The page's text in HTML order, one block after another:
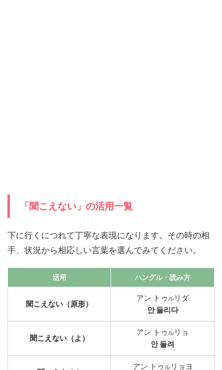
「聞こえない」の活用一覧
下に行くにつれて丁寧な表現になります。その時の相
手、状況から相応しい言葉を選んでみてください。
活用 ハングル・読み方
聞こえない（原形）
アン トゥ ル リダ
안 들리다
聞こえない（よ）
アン トゥ ル リョ
안 들려
アン トゥ ルリョヨ